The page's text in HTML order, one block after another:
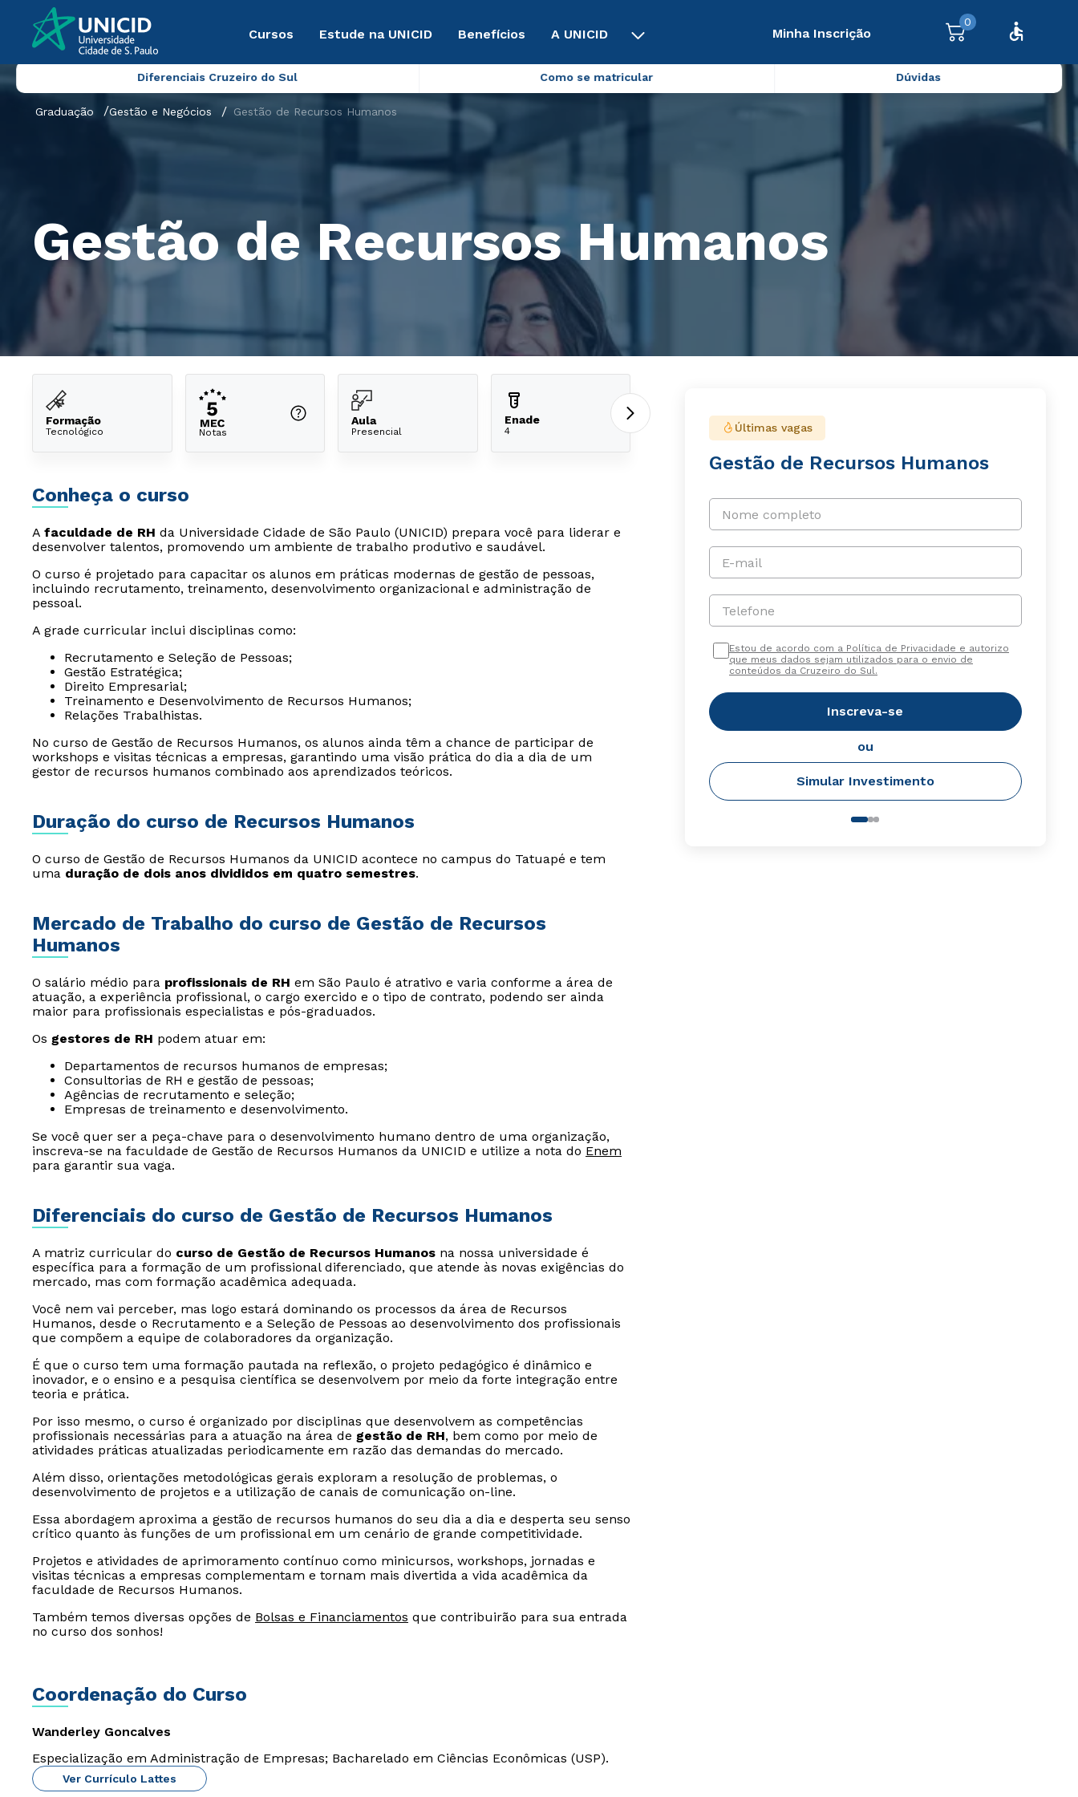
Cursos Estude na UNICID Benefícios A UNICID Minha Inscrição
0
Diferenciais Cruzeiro do Sul Como se matricular Dúvidas
Graduação Gestão e Negócios Gestão de Recursos Humanos
Gestão de Recursos Humanos
Formação
Tecnológico Notas
Aula
Presencial
Enade
4
Conheça o curso
A faculdade de RH da Universidade Cidade de São Paulo (UNICID) prepara você para liderar e
desenvolver talentos, promovendo um ambiente de trabalho produtivo e saudável.
O curso é projetado para capacitar os alunos em práticas modernas de gestão de pessoas,
incluindo recrutamento, treinamento, desenvolvimento organizacional e administração de
pessoal.
A grade curricular inclui disciplinas como:
Recrutamento e Seleção de Pessoas;
Gestão Estratégica;
Direito Empresarial;
Treinamento e Desenvolvimento de Recursos Humanos;
Relações Trabalhistas.
No curso de Gestão de Recursos Humanos, os alunos ainda têm a chance de participar de
workshops e visitas técnicas a empresas, garantindo uma visão prática do dia a dia de um
gestor de recursos humanos combinado aos aprendizados teóricos.
Duração do curso de Recursos Humanos
O curso de Gestão de Recursos Humanos da UNICID acontece no campus do Tatuapé e tem
uma duração de dois anos divididos em quatro semestres.
Mercado de Trabalho do curso de Gestão de Recursos
Humanos
O salário médio para profissionais de RH em São Paulo é atrativo e varia conforme a área de
atuação, a experiência profissional, o cargo exercido e o tipo de contrato, podendo ser ainda
maior para profissionais especialistas e pós-graduados.
Os gestores de RH podem atuar em:
Departamentos de recursos humanos de empresas;
Consultorias de RH e gestão de pessoas;
Agências de recrutamento e seleção;
Empresas de treinamento e desenvolvimento.
Se você quer ser a peça-chave para o desenvolvimento humano dentro de uma organização,
inscreva-se na faculdade de Gestão de Recursos Humanos da UNICID e utilize a nota do Enem
para garantir sua vaga.
Diferenciais do curso de Gestão de Recursos Humanos
A matriz curricular do curso de Gestão de Recursos Humanos na nossa universidade é
específica para a formação de um profissional diferenciado, que atende às novas exigências do
mercado, mas com formação acadêmica adequada.
Você nem vai perceber, mas logo estará dominando os processos da área de Recursos
Humanos, desde o Recrutamento e a Seleção de Pessoas ao desenvolvimento dos profissionais
que compõem a equipe de colaboradores da organização.
É que o curso tem uma formação pautada na reflexão, o projeto pedagógico é dinâmico e
inovador, e o ensino e a pesquisa científica se desenvolvem por meio da forte integração entre
teoria e prática.
Por isso mesmo, o curso é organizado por disciplinas que desenvolvem as competências
profissionais necessárias para a atuação na área de gestão de RH, bem como por meio de
atividades práticas atualizadas periodicamente em razão das demandas do mercado.
Além disso, orientações metodológicas gerais exploram a resolução de problemas, o
desenvolvimento de projetos e a utilização de canais de comunicação on-line.
Essa abordagem aproxima a gestão de recursos humanos do seu dia a dia e desperta seu senso
crítico quanto às funções de um profissional em um cenário de grande competitividade.
Projetos e atividades de aprimoramento contínuo como minicursos, workshops, jornadas e
visitas técnicas a empresas complementam e tornam mais divertida a vida acadêmica da
faculdade de Recursos Humanos.
Também temos diversas opções de Bolsas e Financiamentos que contribuirão para sua entrada
no curso dos sonhos!
Coordenação do Curso
Wanderley Goncalves
Especialização em Administração de Empresas; Bacharelado em Ciências Econômicas (USP).
Ver Currículo Lattes
Últimas vagas
Gestão de Recursos Humanos
Nome completo
E-mail
Telefone
Estou de acordo com a Política de Privacidade e autorizo
que meus dados sejam utilizados para o envio de
conteúdos da Cruzeiro do Sul.
Inscreva-se
ou
Simular Investimento